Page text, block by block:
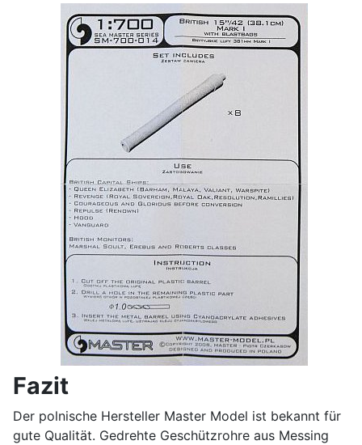
Fazit
Der polnische Hersteller Master Model ist bekannt für
gute Qualität. Gedrehte Geschützrohre aus Messing